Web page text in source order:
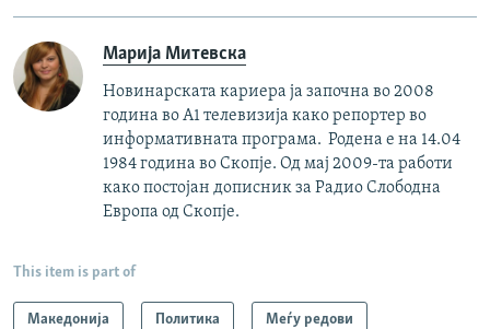
Марија Митевска
Новинарската кариера ја започна во 2008
година во А1 телевизија како репортер во
информативната програма. Родена е на 14.04
1984 година во Скопје. Од мај 2009-та работи
како постојан дописник за Радио Слободна
Европа од Скопје.
This item is part of
Македонија Политика Меѓу редови